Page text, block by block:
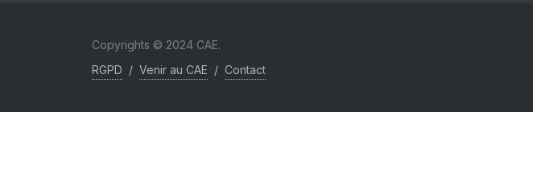
Copyrights © 2024 CAE.
RGPD / Venir au CAE / Contact